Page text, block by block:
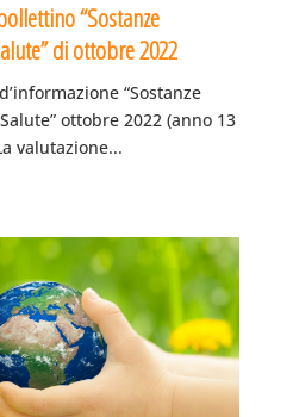
“Sostanze
di ottobre 2022
“Sostanze
ottobre 2022 (anno 13
valutazione...